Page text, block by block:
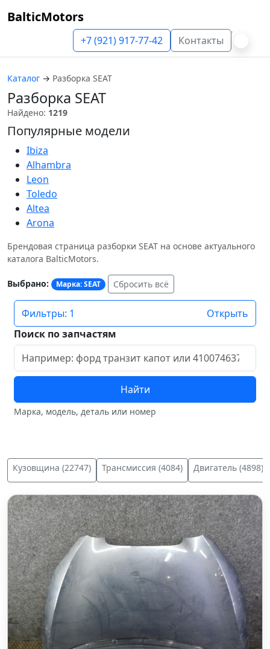
BalticMotors
+7 (921) 917-77-42 Контакты
Каталог → Разборка SEAT
Разборка SEAT
Найдено: 1219
Популярные модели
Ibiza
Alhambra
Leon
Toledo
Altea
Arona
Брендовая страница разборки SEAT на основе актуального
каталога BalticMotors.
Выбрано: Марка: SEAT Сбросить всё
Фильтры: 1
Открыть
Поиск по запчастям
Найти
Марка, модель, деталь или номер
Кузовщина (22747) Трансмиссия (4084) Двигатель (4898)